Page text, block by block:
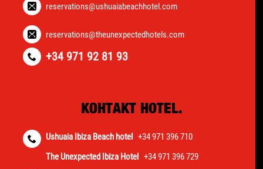
reservations@ushuaiabeachhotel.com
reservations@theunexpectedhotels.com
+34 971 92 81 93
КОНТАКТ HOTEL.
Ushuaia Ibiza Beach hotel +34 971 396 710
The Unexpected Ibiza Hotel +34 971 396 729